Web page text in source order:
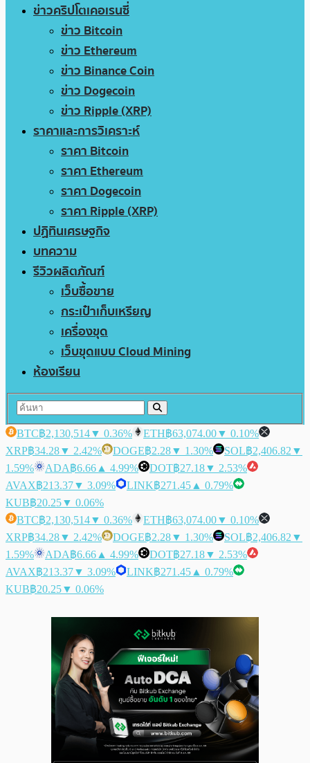
ข่าวคริปโตเคอเรนซี่
ข่าว Bitcoin
ข่าว Ethereum
ข่าว Binance Coin
ข่าว Dogecoin
ข่าว Ripple (XRP)
ราคาและการวิเคราะห์
ราคา Bitcoin
ราคา Ethereum
ราคา Dogecoin
ราคา Ripple (XRP)
ปฏิทินเศรษฐกิจ
บทความ
รีวิวผลิตภัณฑ์
เว็บซื้อขาย
กระเป๋าเก็บเหรียญ
เครื่องขุด
เว็บขุดแบบ Cloud Mining
ห้องเรียน
BTC฿2,130,514▼ 0.36% ETH฿63,074.00▼ 0.10%
XRP฿34.28▼ 2.42% DOGE฿2.28▼ 1.30% SOL฿2,406.82 ▼
1.59%
ADA฿6.66 ▲ 4.99% DOT฿27.18▼ 2.53%
AVAX฿213.37▼ 3.09% LINK฿271.45 ▲ 0.79%
KUB฿20.25▼ 0.06%
BTC฿2,130,514▼ 0.36% ETH฿63,074.00▼ 0.10%
XRP฿34.28▼ 2.42% DOGE฿2.28▼ 1.30% SOL฿2,406.82 ▼
1.59%
ADA฿6.66 ▲ 4.99% DOT฿27.18▼ 2.53%
AVAX฿213.37▼ 3.09% LINK฿271.45 ▲ 0.79%
KUB฿20.25▼ 0.06%